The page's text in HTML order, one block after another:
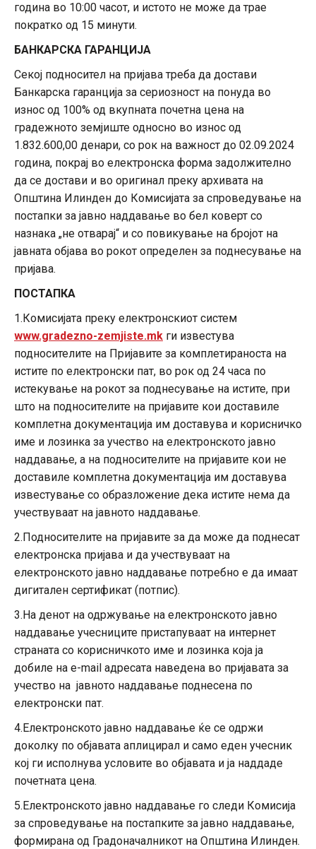
година во 10:00 часот, и истото не може да трае
пократко од 15 минути.
БАНКАРСКА ГАРАНЦИЈА
Секој подносител на пријава треба да достави
Банкарска гаранција за сериозност на понуда во
износ од 100% од вкупната почетна цена на
градежното земјиште односно во износ од
1.832.600,00 денари, со рок на важност до 02.09.2024
година, покрај во електронска форма задолжително
да се достави и во оригинал преку архивата на
Општина Илинден до Комисијата за спроведување на
постапки за јавно наддавање во бел коверт со
назнака „не отварај“ и со повикување на бројот на
јавната објава во рокот определен за поднесување на
пријава.
ПОСТАПКА
1.Комисијата преку електронскиот систем
www.gradezno-zemjiste.mk ги известува
подносителите на Пријавите за комплетираноста на
истите по електронски пат, во рок од 24 часа по
истекување на рокот за поднесување на истите, при
што на подносителите на пријавите кои доставиле
комплетна документација им доставува и корисничко
име и лозинка за учество на електронското јавно
наддавање, а на подносителите на пријавите кои не
доставиле комплетна документација им доставува
известување со образложение дека истите нема да
учествуваат на јавното наддавање.
2.Подносителите на пријавите за да може да поднесат
електронска пријава и да учествуваат на
електронското јавно наддавање потребно е да имаат
дигитален сертификат (потпис).
3.На денот на одржување на електронското јавно
наддавање учесниците пристапуваат на интернет
страната со корисничкото име и лозинка која ја
добиле на e-mail адресата наведена во пријавата за
учество на јавното наддавање поднесена по
електронски пат.
4.Електронското јавно наддавање ќе се одржи
доколку по објавата аплицирал и само еден учесник
кој ги исполнува условите во објавата и ја наддаде
почетната цена.
5.Електронското јавно наддавање го следи Комисија
за спроведување на постапките за јавно наддавање,
формирана од Градоначалникот на Општина Илинден.